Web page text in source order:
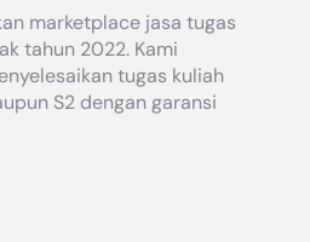
marketplace jasa tugas
tahun 2022. Kami
tugas kuliah
S2 dengan garansi